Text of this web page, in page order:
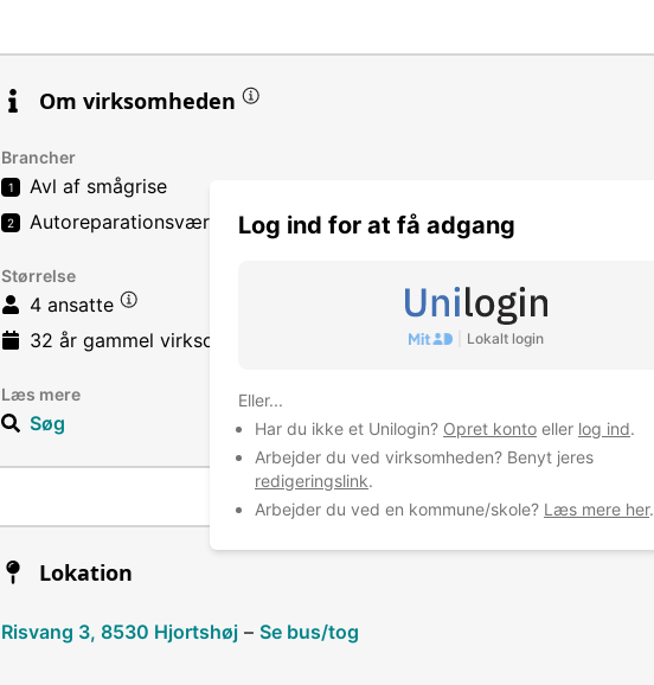
Log ind for at få adgang
Lokalt login
Eller...
Har du ikke et Unilogin? Opret konto eller log ind.
Arbejder du ved virksomheden? Benyt jeres
redigeringslink.
Arbejder du ved en kommune/skole? Læs mere her.
Om virksomheden
Brancher
1 Avl af smågrise
2 Autoreparationsværksteder mv.
Størrelse
4 ansatte
32 år gammel virksomhed
Læs mere
Søg
Lokation
Risvang 3, 8530 Hjortshøj – Se bus/tog